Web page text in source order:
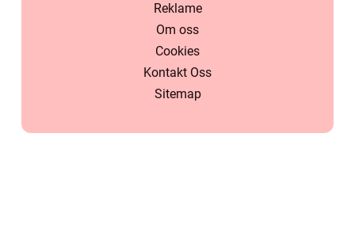
Reklame
Om oss
Cookies
Kontakt Oss
Sitemap